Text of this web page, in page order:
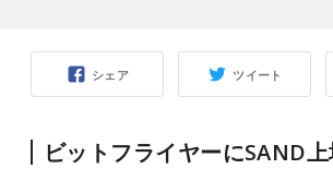
シェア ツイート
ビットフライヤーにSAND